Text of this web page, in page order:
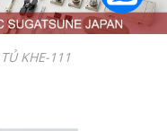
KHE-111